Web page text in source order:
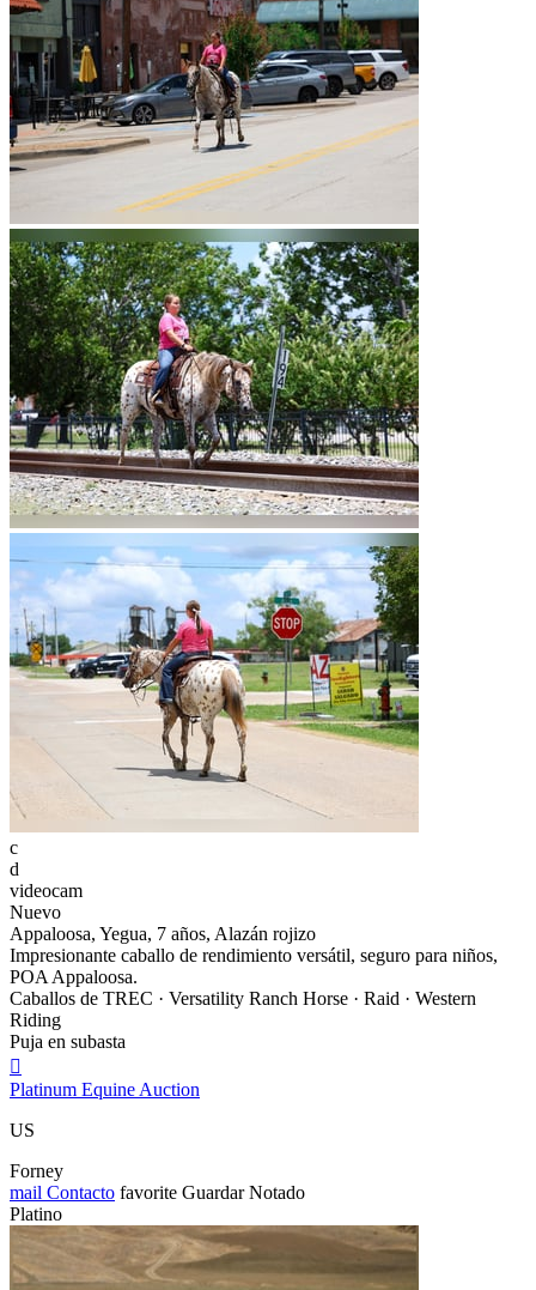
c
d
videocam
Nuevo
Appaloosa, Yegua, 7 años, Alazán rojizo
Impresionante caballo de rendimiento versátil, seguro para niños,
POA Appaloosa.
Caballos de TREC · Versatility Ranch Horse · Raid · Western
Riding
Puja en subasta

Platinum Equine Auction
US
Forney
mail Contacto favorite Guardar Notado
Platino